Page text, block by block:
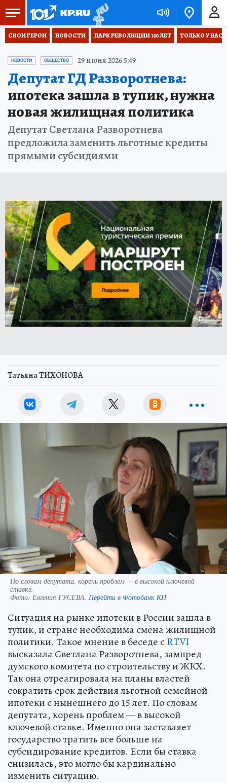
СВОИ ГЕРОИ НОВОСТИ ПАРК РЕВОЛЮЦИИ 100 ЛЕТ ТОЛЬКО У НАС
НОВОСТИ ОБЩЕСТВО 29 июня 2026 5:49
Депутат ГД Разворотнева:
ипотека зашла в тупик, нужна
новая жилищная политика
Депутат Светлана Разворотнева
предложила заменить льготные кредиты
прямыми субсидиями
Татьяна ТИХОНОВА
По словам депутата, корень проблем — в высокой ключевой
ставке.
Фото: Евгения ГУСЕВА. Перейти в Фотобанк КП
Ситуация на рынке ипотеки в России зашла в
тупик, и стране необходима смена жилищной
политики. Такое мнение в беседе сRTVI
высказала Светлана Разворотнева, зампред
думского комитета по строительству и ЖКХ.
Так она отреагировала на планы властей
сократить срок действия льготной семейной
ипотеки с нынешнего до 15 лет. По словам
депутата, корень проблем — в высокой
ключевой ставке. Именно она заставляет
государство тратить все больше на
субсидирование кредитов. Если бы ставка
снизилась, это могло бы кардинально
изменить ситуацию.